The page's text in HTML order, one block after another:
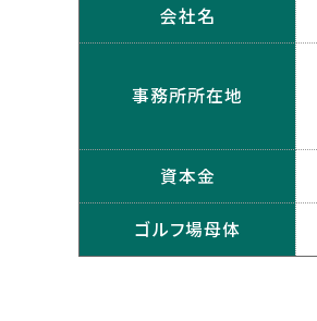
会社名
事務所所在地
資本金
ゴルフ場母体